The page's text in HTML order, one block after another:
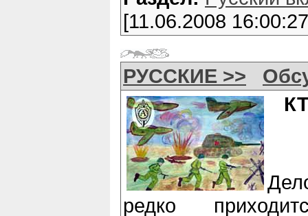
[11.06.2008
РУССКИЕ >>
редко